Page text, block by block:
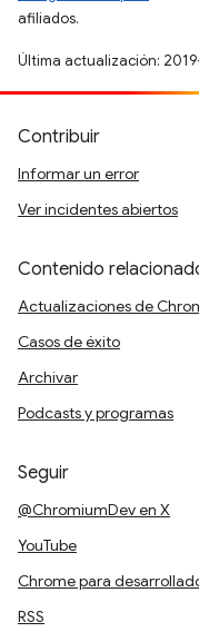
afiliados.
Última actualización:
Contribuir
Informar un error
Ver incidentes abiertos
Contenido
Actualizaciones de
Casos de éxito
Archivar
Podcasts y programas
Seguir
@ChromiumDev en X
YouTube
Chrome para
RSS